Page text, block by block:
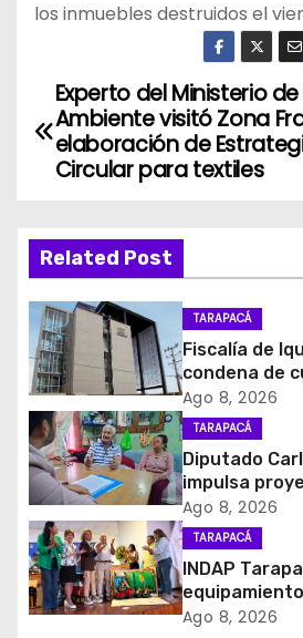
los inmuebles destruidos el
N
a
e
g
a
c
i
ó
n
d
e
Experto del Ministerio
Ambiente visitó Zona
elaboración de
Circular para textiles
Related Post
TARAPACÁ
Fiscalía de
condena de
en violento
comerciante
Ago 8, 2026
TARAPACÁ
Diputado
impulsa
homenajear
mundial Raúl
Ago 8, 2026
TARAPACÁ
INDAP
para prevenir
Ago 8, 2026